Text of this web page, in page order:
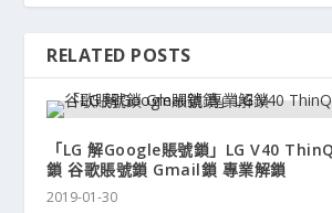
RELATED POSTS
「LG 解Google賬號鎖」LG V40
鎖 谷歌賬號鎖 Gmail鎖 專業解鎖
2019-01-30